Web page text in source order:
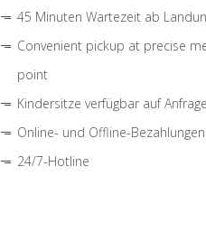
45 Minuten Wartezeit ab
Convenient pickup at precise
point
Kindersitze verfügbar auf Anfrage
Online- und Offline-Bezahlungen
24/7-Hotline